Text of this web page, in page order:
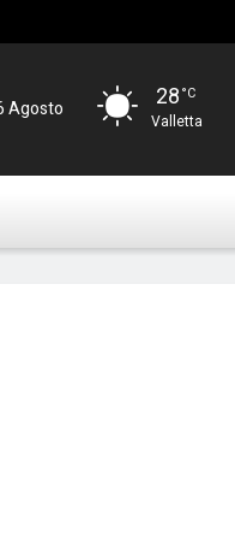
Agosto 28°C
Valletta